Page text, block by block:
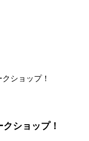
ショップ！
ショップ！